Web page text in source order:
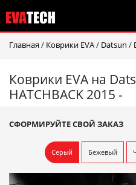
Главная / Коврики EVA/ Datsun /
Коврики EVA на
HATCHBACK 2015 -
СФОРМИРУЙТЕ СВОЙ ЗАКАЗ
Серый Бежевый